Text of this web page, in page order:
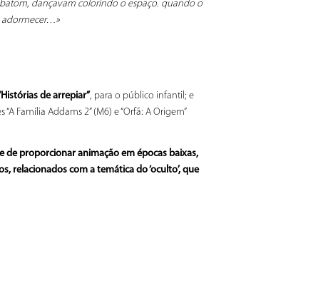
dançavam colorindo o espaço. quando o
adormecer…»
de arrepiar”, para o público infantil; e
Família Addams 2” (M6) e “Orfã: A Origem”
de proporcionar animação em épocas baixas,
relacionados com a temática do ‘oculto’, que